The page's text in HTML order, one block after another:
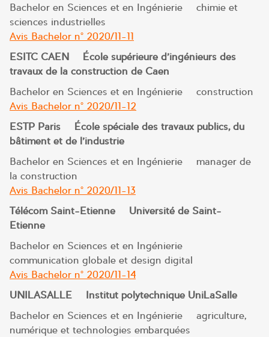
Bachelor en Sciences et en Ingénierie – chimie et
sciences industrielles
Avis Bachelor n° 2020/11-11
ESITC CAEN – École supérieure d’ingénieurs des
travaux de la construction de Caen
Bachelor en Sciences et en Ingénierie – construction
Avis Bachelor n° 2020/11-12
ESTP Paris – École spéciale des travaux publics, du
bâtiment et de l’industrie
Bachelor en Sciences et en Ingénierie – manager de
la construction
Avis Bachelor n° 2020/11-13
Télécom Saint-Etienne – Université de Saint-
Etienne
Bachelor en Sciences et en Ingénierie –
communication globale et design digital
Avis Bachelor n° 2020/11-14
UNILASALLE – Institut polytechnique UniLaSalle
Bachelor en Sciences et en Ingénierie – agriculture,
numérique et technologies embarquées